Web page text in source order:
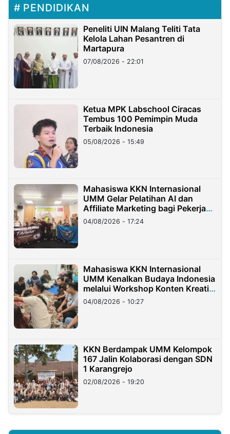
PENDIDIKAN
Peneliti UIN Malang Teliti Tata
Kelola Lahan Pesantren di
Martapura
07/08/2026 - 22:01
Ketua MPK Labschool Ciracas
Tembus 100 Pemimpin Muda
Terbaik Indonesia
05/08/2026 - 15:49
Mahasiswa KKN Internasional
UMM Gelar Pelatihan AI dan
Affiliate Marketing bagi Pekerja
Migran Indonesia di Taiwan
04/08/2026 - 17:24
Mahasiswa KKN Internasional
UMM Kenalkan Budaya Indonesia
melalui Workshop Konten Kreatif
di Taiwan
04/08/2026 - 10:27
KKN Berdampak UMM Kelompok
167 Jalin Kolaborasi dengan SDN
1 Karangrejo
02/08/2026 - 19:20